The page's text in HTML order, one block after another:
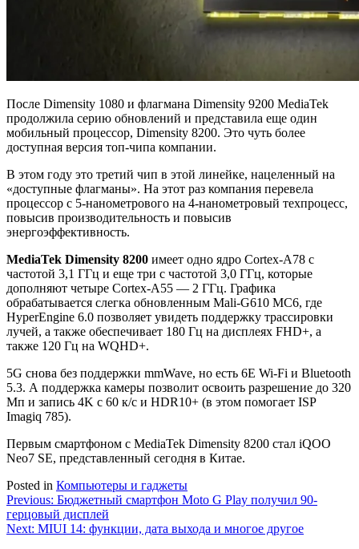
После Dimensity 1080 и флагмана Dimensity 9200 MediaTek
продолжила серию обновлений и представила еще один
мобильный процессор, Dimensity 8200. Это чуть более
доступная версия топ-чипа компании.
В этом году это третий чип в этой линейке, нацеленный на
«доступные флагманы». На этот раз компания перевела
процессор с 5-нанометрового на 4-нанометровый техпроцесс,
повысив производительность и повысив
энергоэффективность.
MediaTek Dimensity 8200 имеет одно ядро Cortex-A78 с
частотой 3,1 ГГц и еще три с частотой 3,0 ГГц, которые
дополняют четыре Cortex-A55 — 2 ГГц. Графика
обрабатывается слегка обновленным Mali-G610 MC6, где
HyperEngine 6.0 позволяет увидеть поддержку трассировки
лучей, а также обеспечивает 180 Гц на дисплеях FHD+, а
также 120 Гц на WQHD+.
5G снова без поддержки mmWave, но есть 6E Wi-Fi и Bluetooth
5.3. А поддержка камеры позволит освоить разрешение до 320
Мп и запись 4K с 60 к/с и HDR10+ (в этом помогает ISP
Imagiq 785).
Первым смартфоном с MediaTek Dimensity 8200 стал iQOO
Neo7 SE, представленный сегодня в Китае.
Posted in Компьютеры и гаджеты
Навигация
по
Previous: Бюджетный смартфон Moto G Play получил 90-
герцовый дисплей
Next: MIUI 14: функции, дата выхода и многое другое